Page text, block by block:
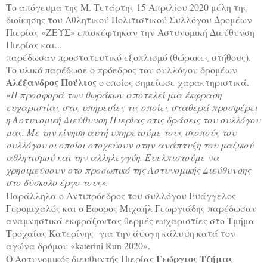
Το απόγευμα της Μ. Τετάρτης 15 Απριλίου 2020 μέλη της
διοίκησης του Αθλητικού Πολιτιστικού Συλλόγου Δρομέων
Πιερίας «ΖΕΥΣ» επισκέφτηκαν την Αστυνομική Διεύθυνση
Πιερίας και...
παρέδωσαν προστατευτικό εξοπλισμό (θώρακες στήθους).
Το υλικό παρέδωσε ο πρόεδρος του συλλόγου δρομέων
Αλέξανδρος Πούλιοςο οποίος σημείωσε χαρακτηριστικά.
«Η προσφορά των θωράκων αποτελεί μια έκφραση
ευχαριστίας στις υπηρεσίες τις οποίες σταθερά προσφέρει
η Αστυνομική Διεύθυνση Πιερίας στις δράσεις του συλλόγου
μας. Με την κίνηση αυτή υπηρετούμε τους σκοπούς του
συλλόγου οι οποίοι στοχεύουν στην ανάπτυξη του μαζικού
αθλητισμού και την αλληλεγγύη. Ευελπιστούμε να
χρησιμεύσουν στο προσωπικό της Αστυνομικής Διεύθυνσης
στο δύσκολο έργο τους».
Παράλληλα ο Αντιπρόεδρος του συλλόγου Ευάγγελος
Γερομιχαλός και ο Έφορος Μιχαήλ Γεωργιάδης παρέδωσαν
αναμνηστικά εκφράζοντας θερμές ευχαριστίες στο Τμήμα
Τροχαίας Κατερίνης για την άψογη κάλυψη κατά τον
αγώνα δρόμου «katerini Run 2020».
Ο Αστυνομικός διευθυντής Πιερίας Γεώργιος Τζήμας